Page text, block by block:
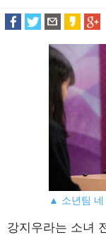
▲ 소년팀 네
강지우라는 소녀